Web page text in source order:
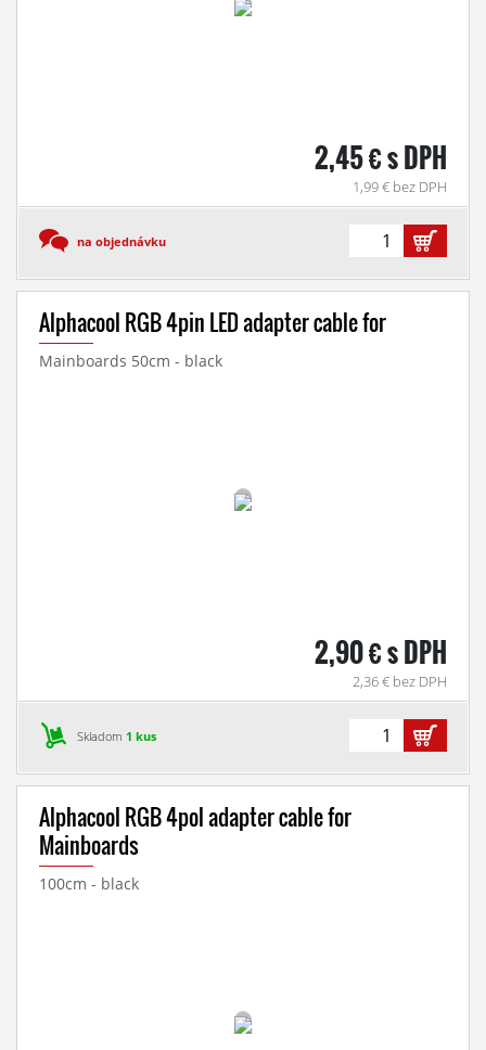
2,45 € s DPH
1,99 € bez DPH
na objednávku
Alphacool RGB 4pin LED adapter cable for
Mainboards 50cm - black
2,90 € s DPH
2,36 € bez DPH
Skladom 1 kus
Alphacool RGB 4pol adapter cable for
Mainboards
100cm - black